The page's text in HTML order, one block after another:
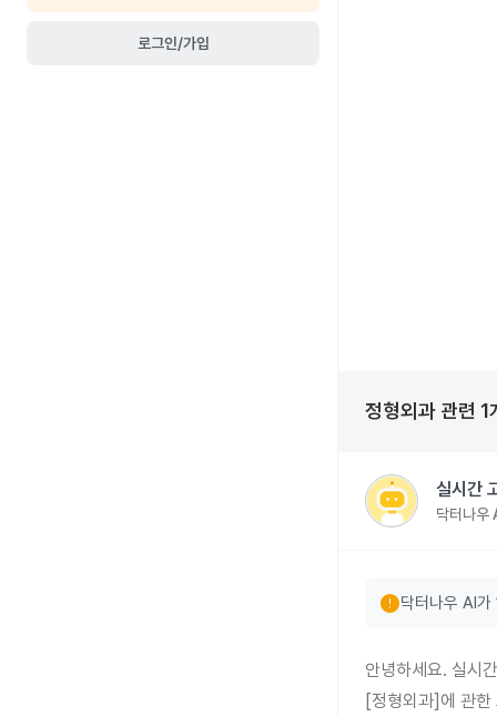
로그인/가입
정형외과 관련 1
실시간
닥터나우
error닥터나우 AI
안녕하세요. 실시
[정형외과]에 관한